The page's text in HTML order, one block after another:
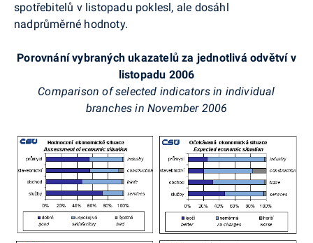
spotřebitelů v listopadu poklesl, ale dosáhl
nadprůměrné hodnoty.
Porovnání vybraných ukazatelů za jednotlivá odvětví v
listopadu 2006
Comparison of selected indicators in individual
branches in November 2006